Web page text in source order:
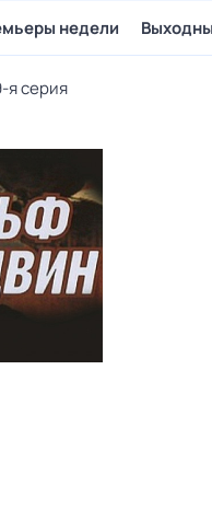
недели
я серия